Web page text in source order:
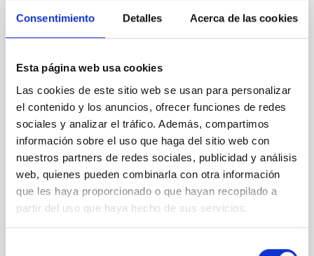
Consentimiento Detalles Acerca de las cookies
Esta página web usa cookies
Las cookies de este sitio web se usan para personalizar
el contenido y los anuncios, ofrecer funciones de redes
sociales y analizar el tráfico. Además, compartimos
información sobre el uso que haga del sitio web con
nuestros partners de redes sociales, publicidad y análisis
web, quienes pueden combinarla con otra información
que les haya proporcionado o que hayan recopilado a
partir del uso que haya hecho de sus servicios.
astrofísica
El Instituto de Astrofísica de Canarias (IAC) organiza
Astrophysics , que se celebrará en San Cristóbal de
2025. Bajo el título " Key Optical technologies for
Astronomy ", la escuela se enfocará en las
tecnologías ópticas y algorítmicas de vanguardia que
definirán el futuro de la Astrofísica. En esta edición,
dirigida por los profesores Jeff Kuhn (Universidad de
Hawai e IAC) y Rafael Rebolo (IAC), participarán unos
35 estudiantes avanzados de Máster, doctorandos y
posdoctorales en sus primeras etapas
Fecha de publicación 14/11/2025 - 12:42:36